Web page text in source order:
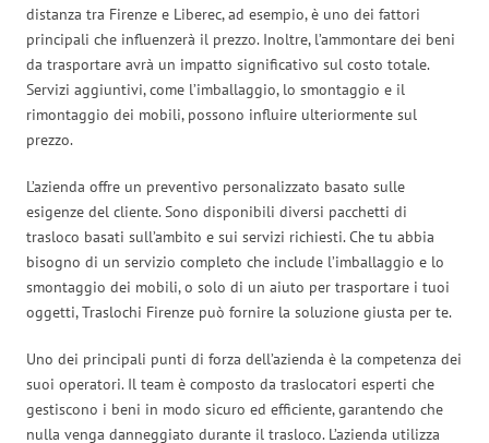
distanza tra Firenze e Liberec, ad esempio, è uno dei fattori
principali che influenzerà il prezzo. Inoltre, l’ammontare dei beni
da trasportare avrà un impatto significativo sul costo totale.
Servizi aggiuntivi, come l’imballaggio, lo smontaggio e il
rimontaggio dei mobili, possono influire ulteriormente sul
prezzo.
L’azienda offre un preventivo personalizzato basato sulle
esigenze del cliente. Sono disponibili diversi pacchetti di
trasloco basati sull’ambito e sui servizi richiesti. Che tu abbia
bisogno di un servizio completo che include l’imballaggio e lo
smontaggio dei mobili, o solo di un aiuto per trasportare i tuoi
oggetti, Traslochi Firenze può fornire la soluzione giusta per te.
Uno dei principali punti di forza dell’azienda è la competenza dei
suoi operatori. Il team è composto da traslocatori esperti che
gestiscono i beni in modo sicuro ed efficiente, garantendo che
nulla venga danneggiato durante il trasloco. L’azienda utilizza